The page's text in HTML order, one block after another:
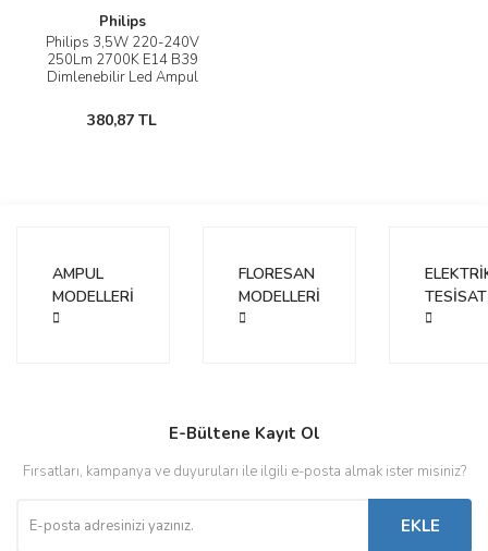
Philips
Philips 3,5W 220-240V
250Lm 2700K E14 B39
Dimlenebilir Led Ampul
380,87 TL
AMPUL
MODELLERİ
FLORESAN
MODELLERİ
TESİSAT
E-Bültene Kayıt Ol
Fırsatları, kampanya ve duyuruları ile ilgili e-posta almak ister misiniz?
EKLE